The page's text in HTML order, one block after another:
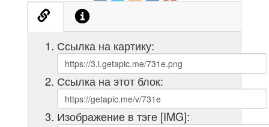
Ссылка на картику:
Ссылка на этот блок:
Изображение в тэге [IMG]: